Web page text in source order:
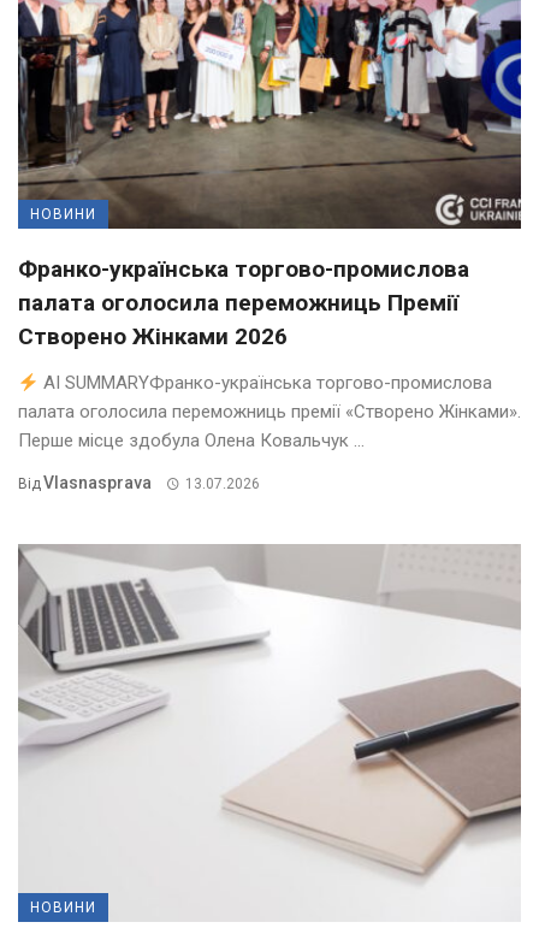
НОВИНИ
Франко-українська торгово-промислова
палата оголосила переможниць Премії
Створено Жінками 2026
AI SUMMARYФранко-українська торгово-промислова
палата оголосила переможниць премії «Створено Жінками».
Перше місце здобула Олена Ковальчук ...
ВідVlasnasprava 13.07.2026
НОВИНИ